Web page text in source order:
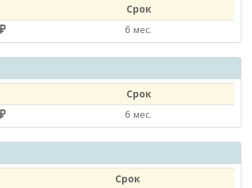
Срок
6 мес.
Срок
6 мес.
Срок